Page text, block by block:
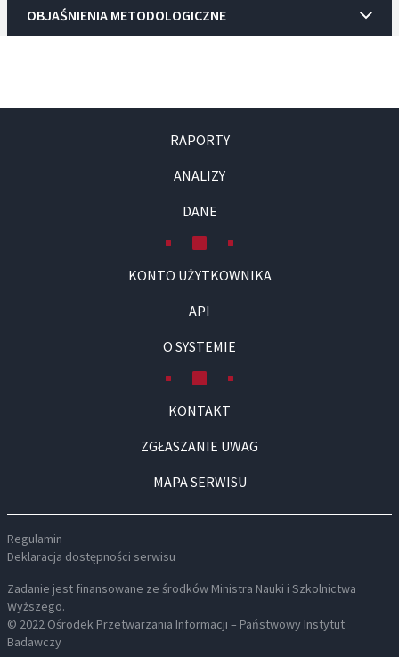
OBJAŚNIENIA METODOLOGICZNE
RAPORTY
ANALIZY
DANE
KONTO UŻYTKOWNIKA
API
O SYSTEMIE
KONTAKT
ZGŁASZANIE UWAG
MAPA SERWISU
Zadanie jest finansowane ze środków Ministra Nauki i Szkolnictwa
Wyższego.
© 2022 Ośrodek Przetwarzania Informacji – Państwowy Instytut
Badawczy
Regulamin
Deklaracja dostępności serwisu